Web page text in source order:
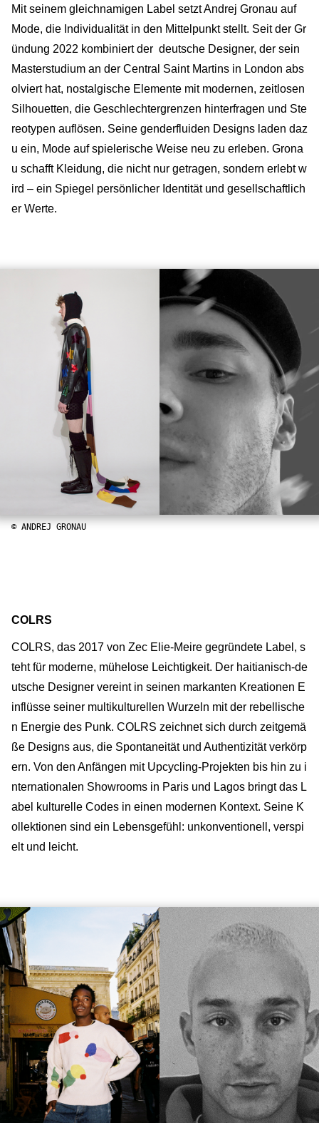
Mit seinem gleichnamigen Label setzt Andrej Gronau auf
Mode, die Individualität in den Mittelpunkt stellt. Seit der Gr
ündung 2022 kombiniert der deutsche Designer, der sein
Masterstudium an der Central Saint Martins in London abs
olviert hat, nostalgische Elemente mit modernen, zeitlosen
Silhouetten, die Geschlechtergrenzen hinterfragen und Ste
reotypen auflösen. Seine genderfluiden Designs laden daz
u ein, Mode auf spielerische Weise neu zu erleben. Grona
u schafft Kleidung, die nicht nur getragen, sondern erlebt w
ird – ein Spiegel persönlicher Identität und gesellschaftlich
er Werte.
© ANDREJ GRONAU
COLRS
COLRS, das 2017 von Zec Elie-Meire gegründete Label, s
teht für moderne, mühelose Leichtigkeit. Der haitianisch-de
utsche Designer vereint in seinen markanten Kreationen E
inflüsse seiner multikulturellen Wurzeln mit der rebellische
n Energie des Punk. COLRS zeichnet sich durch zeitgemä
ße Designs aus, die Spontaneität und Authentizität verkörp
ern. Von den Anfängen mit Upcycling-Projekten bis hin zu i
nternationalen Showrooms in Paris und Lagos bringt das L
abel kulturelle Codes in einen modernen Kontext. Seine K
ollektionen sind ein Lebensgefühl: unkonventionell, verspi
elt und leicht.